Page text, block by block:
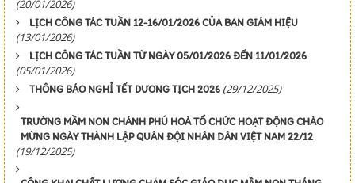
(20/01/2026)
LỊCH CÔNG TÁC TUẦN 12-16/01/2026 CỦA BAN GIÁM HIỆU
(13/01/2026)
LỊCH CÔNG TÁC TUẦN TỪ NGÀY 05/01/2026 ĐẾN 11/01/2026
(05/01/2026)
THÔNG BÁO NGHỈ TẾT DƯƠNG TỊCH 2026 (29/12/2025)
TRƯỜNG MẦM NON CHÁNH PHÚ HOÀ TỔ CHỨC HOẠT ĐỘNG CHÀO
MỪNG NGÀY THÀNH LẬP QUÂN ĐỘI NHÂN DÂN VIỆT NAM 22/12
(19/12/2025)